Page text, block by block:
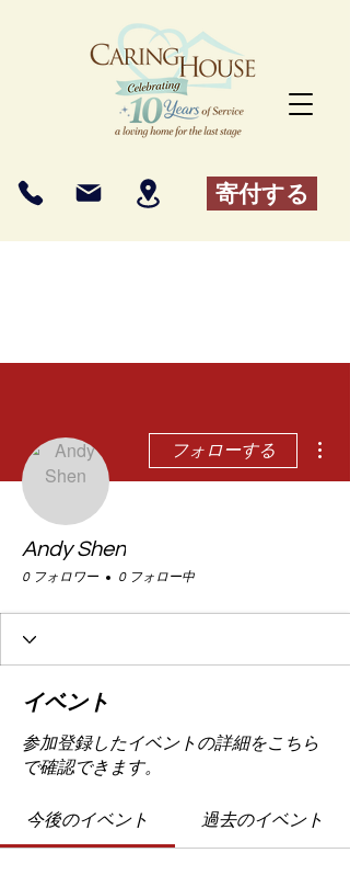
寄付する
フォローする
Andy Shen
0 フォロワー 0 フォロー中
イベント
参加登録したイベントの詳細をこちら
で確認できます。
今後のイベント 過去のイベント